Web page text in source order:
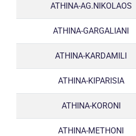
ATHINA-AG.NIKOLAOS
ATHINA-GARGALIANI
ATHINA-KARDAMILI
ATHINA-KIPARISIA
ATHINA-KORONI
ATHINA-METHONI